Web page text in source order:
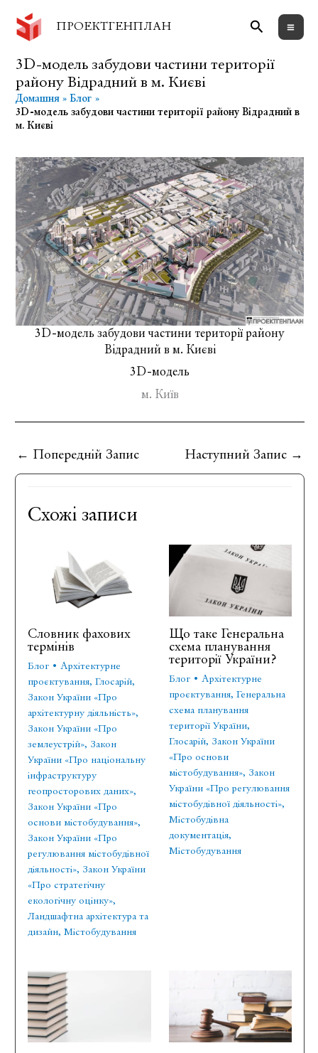
вмісту
ПРОЕКТГЕНПЛАН Пошук
3D-модель забудови частини території
району Відрадний в м. Києві
Домашня
Блог
3D-модель забудови частини території району Відрадний в
м. Києві
3D-модель забудови частини території району
Відрадний в м. Києві
3D-модель
м. Київ
← Попередній Запис Наступний Запис →
Схожі записи
Словник фахових
термінів
Блог • Архітектурне
проєктування, Глосарій,
Закон України «Про
архітектурну діяльність»,
Закон України «Про
землеустрій», Закон
України «Про національну
інфраструктуру
геопросторових даних»,
Закон України «Про
основи містобудування»,
Закон України «Про
регулювання містобудівної
діяльності», Закон України
«Про стратегічну
екологічну оцінку»,
Ландшафтна архітектура та
дизайн, Містобудування
Що таке Генеральна
схема планування
території України?
Блог• Архітектурне
проєктування, Генеральна
схема планування
території України,
Глосарій, Закон України
«Про основи
містобудування», Закон
України «Про регулювання
містобудівної діяльності»,
Містобудівна
документація,
Містобудування